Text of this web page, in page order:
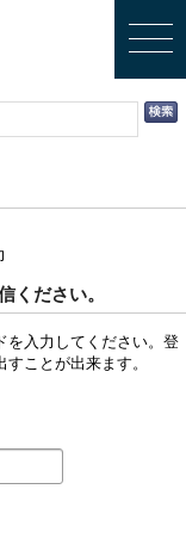
ください。
を入力してください。登
ことが出来ます。